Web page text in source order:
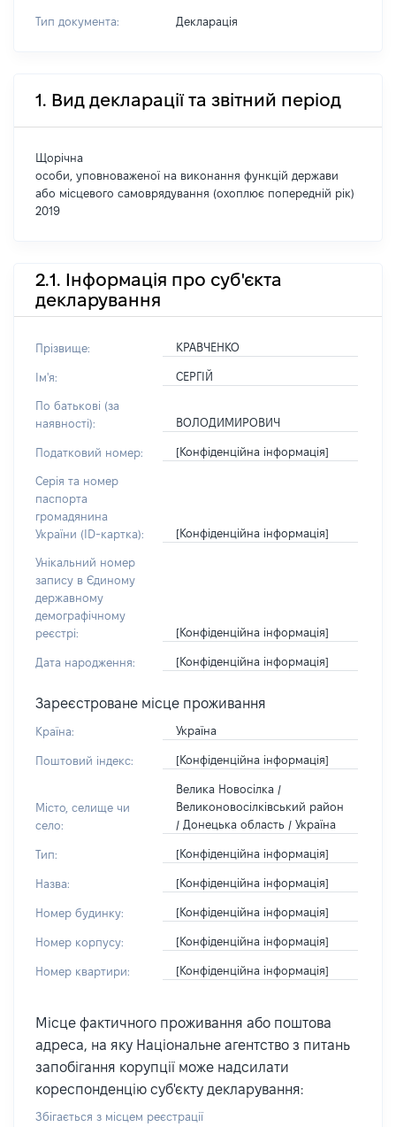
Тип документа: Декларація
1. Вид декларації та звітний період
Щорічна
особи, уповноваженої на виконання функцій держави
або місцевого самоврядування (охоплює попередній рік)
2019
2.1. Інформація про суб'єкта
декларування
Прізвище: КРАВЧЕНКО
Ім'я: СЕРГІЙ
По батькові (за
наявності):
ВОЛОДИМИРОВИЧ
Податковий номер: [Конфіденційна інформація]
Серія та номер
паспорта
громадянина
України (ID-картка):
[Конфіденційна інформація]
Унікальний номер
запису в Єдиному
державному
демографічному
реєстрі:
[Конфіденційна інформація]
Дата народження: [Конфіденційна інформація]
Зареєстроване місце проживання
Країна: Україна
Поштовий індекс: [Конфіденційна інформація]
Місто, селище чи
село:
Велика Новосілка /
Великоновосілківський район
/ Донецька область / Україна
Тип: [Конфіденційна інформація]
Назва: [Конфіденційна інформація]
Номер будинку: [Конфіденційна інформація]
Номер корпусу: [Конфіденційна інформація]
Номер квартири: [Конфіденційна інформація]
Місце фактичного проживання або поштова
адреса, на яку Національне агентство з питань
запобігання корупції може надсилати
кореспонденцію суб'єкту декларування:
Збігається з місцем реєстрації